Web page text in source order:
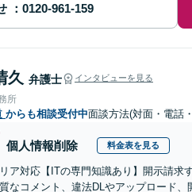
久 弁護士 インタビューを見る
所
からも相談受付中面談方法(対面・電話
個人情報削除 料金表を見る
ア対応【ITの専門知識あり】開示請求
なコメント、違法DLやアップロード